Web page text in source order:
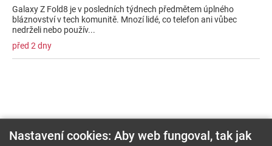
Galaxy Z Fold8 je v posledních týdnech předmětem úplného
bláznovství v tech komunitě. Mnozí lidé, co telefon ani vůbec
nedrželi nebo použív...
před 2 dny
Nastavení cookies: Aby web fungoval, tak jak